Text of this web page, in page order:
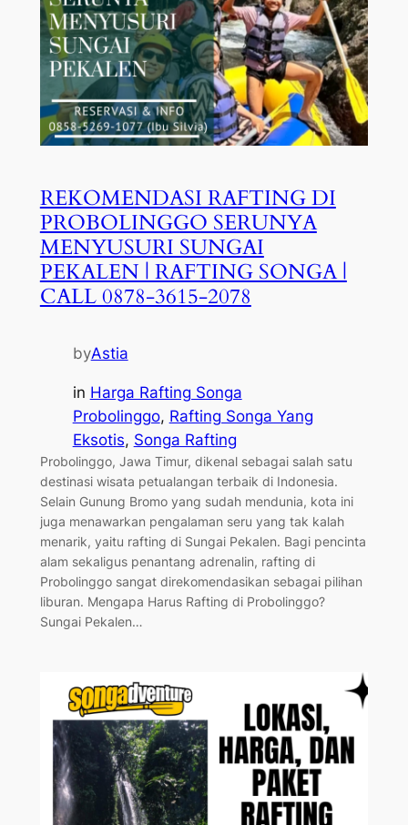
REKOMENDASI RAFTING DI
PROBOLINGGO SERUNYA
MENYUSURI SUNGAI
PEKALEN | RAFTING SONGA |
CALL 0878-3615-2078
byAstia
in Harga Rafting Songa
Probolinggo, Rafting Songa Yang
Eksotis, Songa Rafting
Probolinggo, Jawa Timur, dikenal sebagai salah satu
destinasi wisata petualangan terbaik di Indonesia.
Selain Gunung Bromo yang sudah mendunia, kota ini
juga menawarkan pengalaman seru yang tak kalah
menarik, yaitu rafting di Sungai Pekalen. Bagi pencinta
alam sekaligus penantang adrenalin, rafting di
Probolinggo sangat direkomendasikan sebagai pilihan
liburan. Mengapa Harus Rafting di Probolinggo?
Sungai Pekalen…